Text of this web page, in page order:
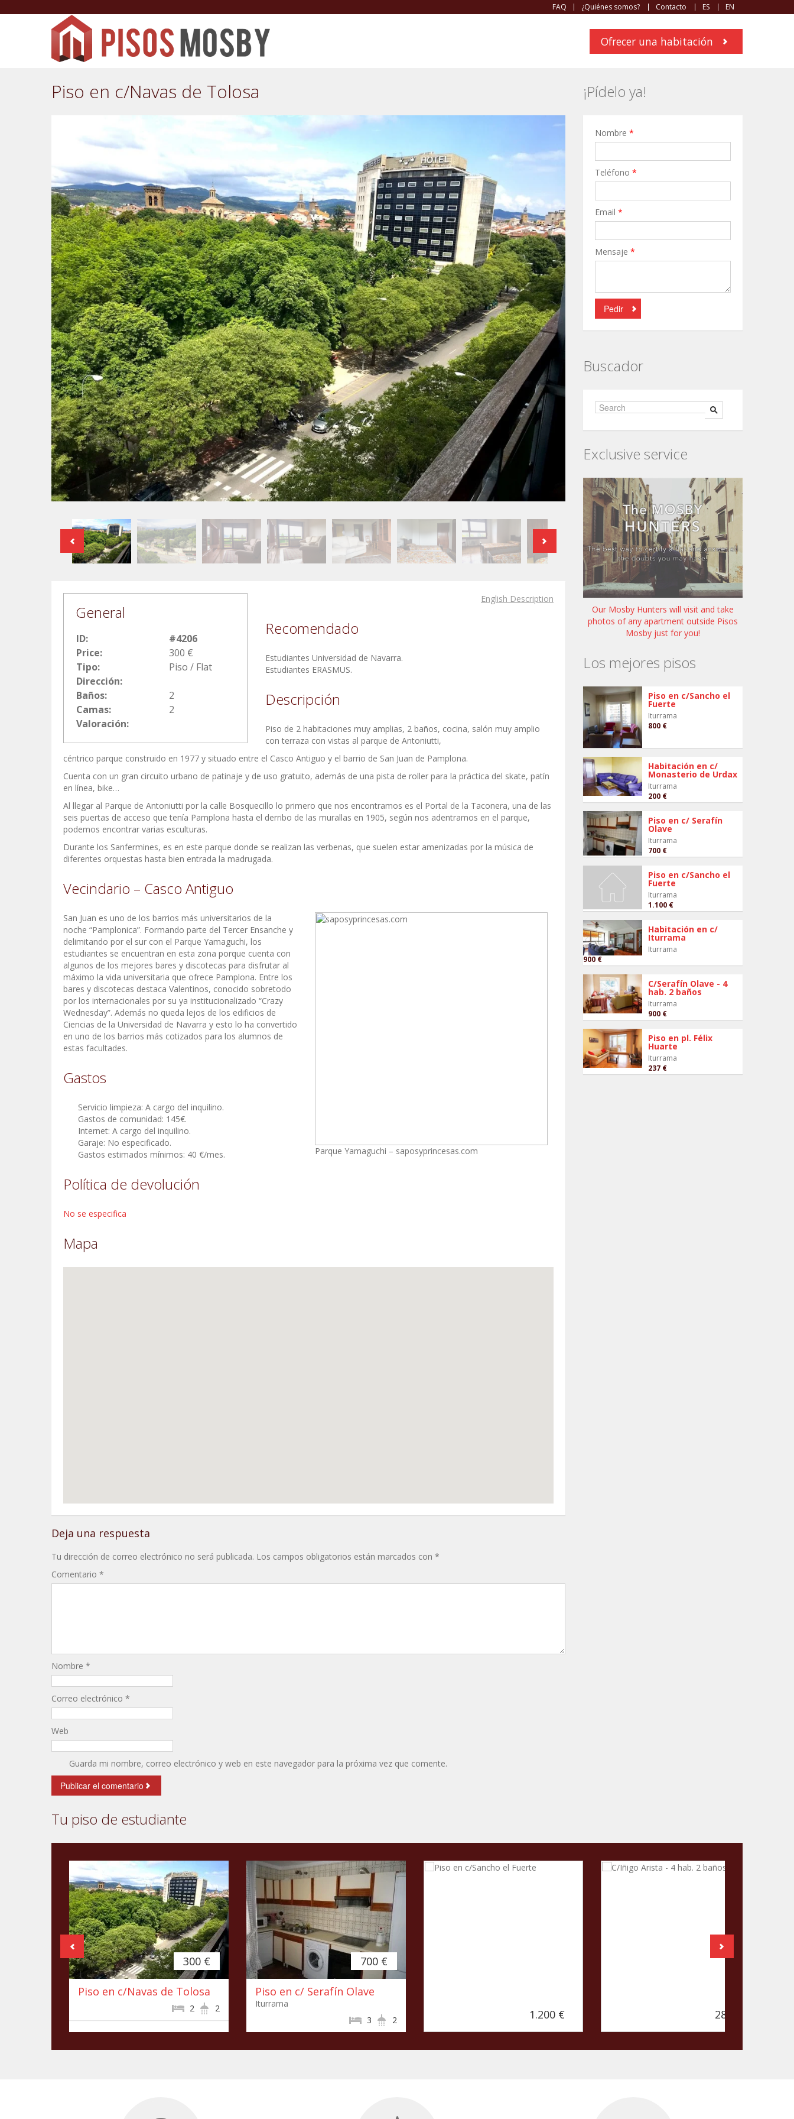
FAQ ¿Quiénes somos? Contacto ES EN
Ofrecer una habitación
Piso en c/Navas de Tolosa
General
ID:
#4206
Price:
300 €
Tipo:
Piso / Flat
Dirección:
Baños:
2
Camas:
2
Valoración:
English Description
Recomendado
Estudiantes Universidad de Navarra.
Estudiantes ERASMUS.
Descripción
Piso de 2 habitaciones muy amplias, 2 baños, cocina, salón muy amplio
con terraza con vistas al parque de Antoniutti,
céntrico parque construido en 1977 y situado entre el Casco Antiguo y el barrio de San Juan de Pamplona.
Cuenta con un gran circuito urbano de patinaje y de uso gratuito, además de una pista de roller para la práctica del skate, patín
en línea, bike…
Al llegar al Parque de Antoniutti por la calle Bosquecillo lo primero que nos encontramos es el Portal de la Taconera, una de las
seis puertas de acceso que tenía Pamplona hasta el derribo de las murallas en 1905, según nos adentramos en el parque,
podemos encontrar varias esculturas.
Durante los Sanfermines, es en este parque donde se realizan las verbenas, que suelen estar amenizadas por la música de
diferentes orquestas hasta bien entrada la madrugada.
Vecindario – Casco Antiguo
Parque Yamaguchi – saposyprincesas.com
San Juan es uno de los barrios más universitarios de la
noche “Pamplonica”. Formando parte del Tercer Ensanche y
delimitando por el sur con el Parque Yamaguchi, los
estudiantes se encuentran en esta zona porque cuenta con
algunos de los mejores bares y discotecas para disfrutar al
máximo la vida universitaria que ofrece Pamplona. Entre los
bares y discotecas destaca Valentinos, conocido sobretodo
por los internacionales por su ya institucionalizado “Crazy
Wednesday”. Además no queda lejos de los edificios de
Ciencias de la Universidad de Navarra y esto lo ha convertido
en uno de los barrios más cotizados para los alumnos de
estas facultades.
Gastos
Servicio limpieza: A cargo del inquilino.
Gastos de comunidad: 145€.
Internet: A cargo del inquilino.
Garaje: No especificado.
Gastos estimados mínimos: 40 €/mes.
Política de devolución
No se especifica
Mapa
Deja una respuesta
Tu dirección de correo electrónico no será publicada. Los campos obligatorios están marcados con *
Comentario *
Nombre *
Correo electrónico *
Web
Guarda mi nombre, correo electrónico y web en este navegador para la próxima vez que comente.
¡Pídelo ya!
Nombre *
Teléfono *
Email *
Mensaje *
Pedir
Buscador
Exclusive service
Our Mosby Hunters will visit and take
photos of any apartment outside Pisos
Mosby just for you!
Los mejores pisos
Piso en c/Sancho el
Fuerte
Iturrama
800 €
Habitación en c/
Monasterio de Urdax
Iturrama
200 €
Piso en c/ Serafín
Olave
Iturrama
700 €
Piso en c/Sancho el
Fuerte
Iturrama
1.100 €
Habitación en c/
Iturrama
Iturrama
900 €
C/Serafín Olave - 4
hab. 2 baños
Iturrama
900 €
Piso en pl. Félix
Huarte
Iturrama
237 €
Tu piso de estudiante
300 €
Piso en c/Navas de Tolosa
2
2
700 €
Piso en c/ Serafín Olave
Iturrama
2
3 1.200 € 285 €